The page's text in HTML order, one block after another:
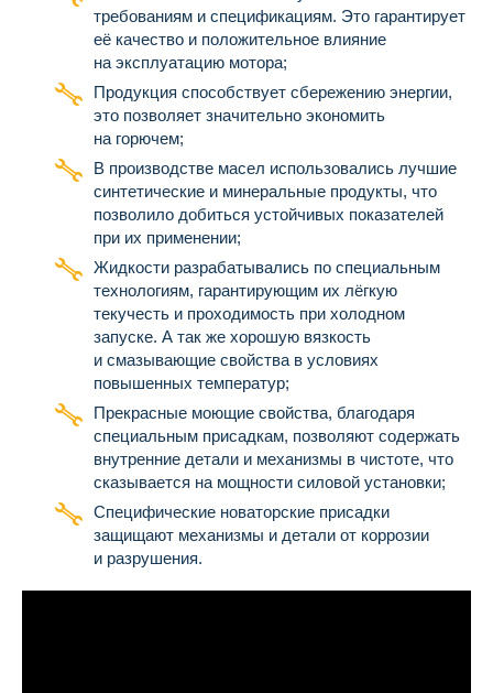
требованиям и спецификациям. Это гарантирует
её качество и положительное влияние
на эксплуатацию мотора;
Продукция способствует сбережению энергии,
это позволяет значительно экономить
на горючем;
В производстве масел использовались лучшие
синтетические и минеральные продукты, что
позволило добиться устойчивых показателей
при их применении;
Жидкости разрабатывались по специальным
технологиям, гарантирующим их лёгкую
текучесть и проходимость при холодном
запуске. А так же хорошую вязкость
и смазывающие свойства в условиях
повышенных температур;
Прекрасные моющие свойства, благодаря
специальным присадкам, позволяют содержать
внутренние детали и механизмы в чистоте, что
сказывается на мощности силовой установки;
Специфические новаторские присадки
защищают механизмы и детали от коррозии
и разрушения.